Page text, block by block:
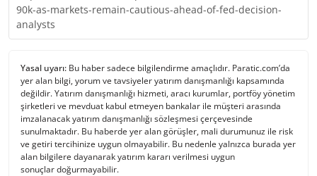
90k-as-markets-remain-cautious-ahead-of-fed-decision-
analysts
Yasal uyarı: Bu haber sadece bilgilendirme amaçlıdır. Paratic.com’da
yer alan bilgi, yorum ve tavsiyeler yatırım danışmanlığı kapsamında
değildir. Yatırım danışmanlığı hizmeti, aracı kurumlar, portföy yönetim
şirketleri ve mevduat kabul etmeyen bankalar ile müşteri arasında
imzalanacak yatırım danışmanlığı sözleşmesi çerçevesinde
sunulmaktadır. Bu haberde yer alan görüşler, mali durumunuz ile risk
ve getiri tercihinize uygun olmayabilir. Bu nedenle yalnızca burada yer
alan bilgilere dayanarak yatırım kararı verilmesi uygun
sonuçlar doğurmayabilir.